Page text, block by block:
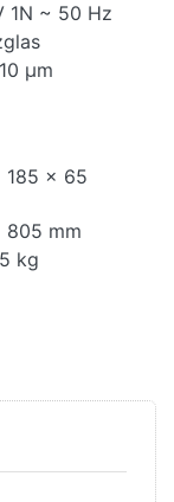
1N ~ 50 Hz
μm
185 x 65
805 mm
kg